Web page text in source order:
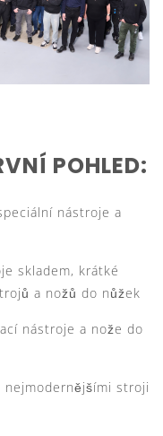
POHLED:
nástroje a
skladem, krátké
a nožů do nůžek
nástroje a nože do
nejmodernějšími stroji